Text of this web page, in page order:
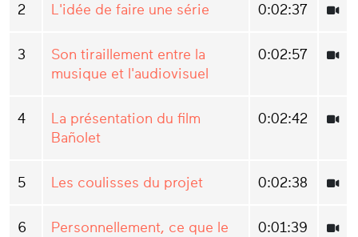
2 L'idée de faire une série 0:02:37
3
Son tiraillement entre la
musique et l'audiovisuel
0:02:57
4
La présentation du film
Bañolet
0:02:42
5 Les coulisses du projet 0:02:38
6
Personnellement, ce que le
0:01:39